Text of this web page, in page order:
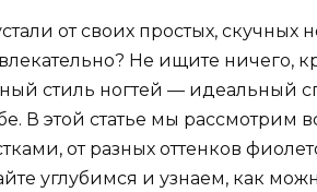
от своих простых, скучных
Не ищите ничего,
стиль ногтей — идеальный
В этой статье мы рассмотрим
от разных оттенков
углубимся и узнаем, как